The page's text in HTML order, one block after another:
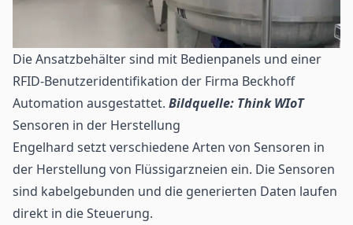
Die Ansatzbehälter sind mit Bedienpanels und einer
RFID-Benutzeridentifikation der Firma Beckhoff
Automation ausgestattet. Bildquelle: Think WIoT
Sensoren in der Herstellung
Engelhard setzt verschiedene Arten von Sensoren in
der Herstellung von Flüssigarzneien ein. Die Sensoren
sind kabelgebunden und die generierten Daten laufen
direkt in die Steuerung.